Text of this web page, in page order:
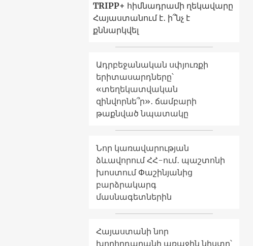
TRIPP+ հիմնադրամի ղեկավարը
Հայաստանում է․ ի՞նչ է
քննարկվել
Ադրբեջանական սփյուռքի
երիտասարդները՝
«տեղեկատվական
զինվորնե՞ր»․ ճամբարի
թաքնված նպատակը
Նոր կառավարության
ձևավորում ՀՀ-ում․ պաշտոնի
խոստում Փաշինյանից
բարձրակարգ
մասնագետներին
Հայաստանի նոր
խորհրդարանի առաջին նիստը՝